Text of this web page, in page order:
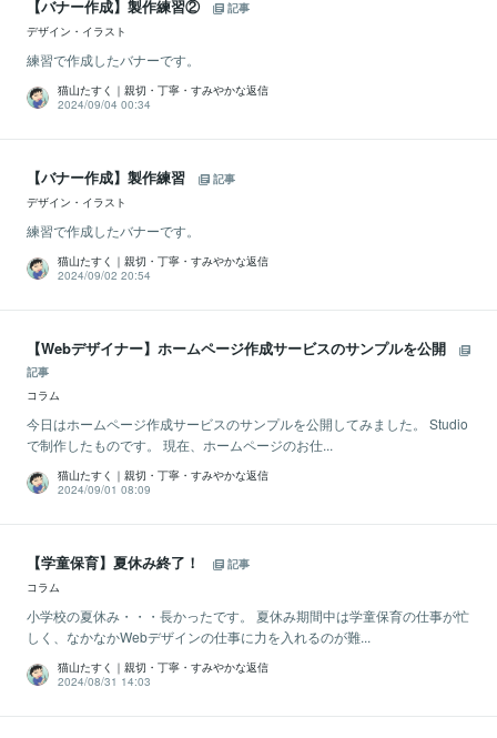
【バナー作成】製作練習②
記事
デザイン・イラスト
練習で作成したバナーです。
猫山たすく｜親切・丁寧・すみやかな返信
2024/09/04 00:34
【バナー作成】製作練習
記事
デザイン・イラスト
練習で作成したバナーです。
猫山たすく｜親切・丁寧・すみやかな返信
2024/09/02 20:54
【Webデザイナー】ホームページ作成サービスのサンプルを公開
記事
コラム
今日はホームページ作成サービスのサンプルを公開してみました。 Studio
で制作したものです。 現在、ホームページのお仕...
猫山たすく｜親切・丁寧・すみやかな返信
2024/09/01 08:09
【学童保育】夏休み終了！
記事
コラム
小学校の夏休み・・・長かったです。 夏休み期間中は学童保育の仕事が忙
しく、なかなかWebデザインの仕事に力を入れるのが難...
猫山たすく｜親切・丁寧・すみやかな返信
2024/08/31 14:03